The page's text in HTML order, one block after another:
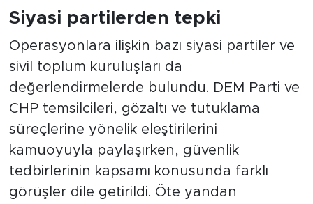
Siyasi partilerden tepki
Operasyonlara ilişkin bazı siyasi partiler ve
sivil toplum kuruluşları da
değerlendirmelerde bulundu. DEM Parti ve
CHP temsilcileri, gözaltı ve tutuklama
süreçlerine yönelik eleştirilerini
kamuoyuyla paylaşırken, güvenlik
tedbirlerinin kapsamı konusunda farklı
görüşler dile getirildi. Öte yandan